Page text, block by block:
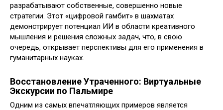
разрабатывают собственные, совершенно новые
стратегии. Этот «цифровой гамбит» в шахматах
демонстрирует потенциал ИИ в области креативного
мышления и решения сложных задач, что, в свою
очередь, открывает перспективы для его применения в
гуманитарных науках.
Восстановление Утраченного: Виртуальные
Экскурсии по Пальмире
Одним из самых впечатляющих примеров является